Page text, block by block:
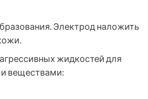
Электрод наложить
жидкостей для
веществами: